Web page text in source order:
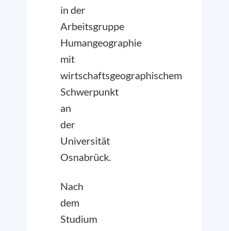
in der
Arbeitsgruppe
Humangeographie
mit
wirtschaftsgeographischem
Schwerpunkt
an
der
Universität
Osnabrück.
Nach
dem
Studium